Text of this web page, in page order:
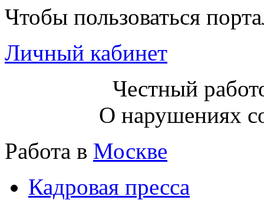
Чтобы пользоваться
Личный кабинет
Честный
О нарушениях
Работа в Москве
Кадровая пресса